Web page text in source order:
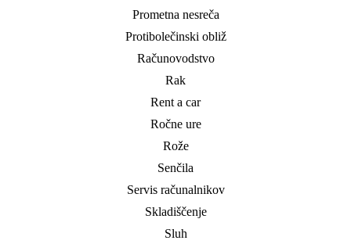
Prometna nesreča
Protibolečinski obliž
Računovodstvo
Rak
Rent a car
Ročne ure
Rože
Senčila
Servis računalnikov
Skladiščenje
Sluh